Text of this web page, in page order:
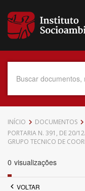
para
conteúdo
Data do Documento
INÍCIO
DOCUMENTOS
PORTARIA N. 391, DE 20/
GRUPO TECNICO DE
0 visualizações
VOLTAR